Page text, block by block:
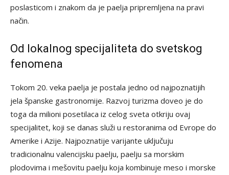
poslasticom i znakom da je paelja pripremljena na pravi
način.
Od lokalnog specijaliteta do svetskog
fenomena
Tokom 20. veka paelja je postala jedno od najpoznatijih
jela španske gastronomije. Razvoj turizma doveo je do
toga da milioni posetilaca iz celog sveta otkriju ovaj
specijalitet, koji se danas služi u restoranima od Evrope do
Amerike i Azije. Najpoznatije varijante uključuju
tradicionalnu valencijsku paelju, paelju sa morskim
plodovima i mešovitu paelju koja kombinuje meso i morske